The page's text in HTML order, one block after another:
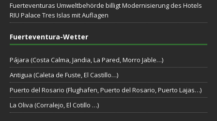
Fuerteventuras Umweltbehörde billigt Modernisierung des Hotels
RIU Palace Tres Islas mit Auflagen
Fuerteventura-Wetter
Pájara (Costa Calma, Jandia, La Pared, Morro Jable…)
Antigua (Caleta de Fuste, El Castillo…)
Puerto del Rosario (Flughafen, Puerto del Rosario, Puerto Lajas…)
La Oliva (Corralejo, El Cotillo …)